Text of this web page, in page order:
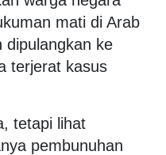
mati di Arab
dipulangkan ke
terjerat kasus
tetapi lihat
pembunuhan